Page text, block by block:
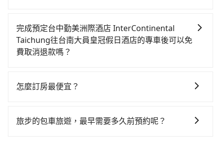
元。不過，台中市少部分小黃司機不按表收費，看乘客
是外地人便漫天喊價或恣意繞路。但如果全程使用
tripool並到府專車接送，則每人平均花費約960元，費
與等車上，現在還不馬上來預約tripool！如果你僅有兩
回），雖已將eTag和可能的每小時40元路邊停車費用預
估進去，但額外的汽車保險與可能的罰單都需自付。再
者，和運的iRent只提供最基本的車型，如Toyota
擇，而且無人租車最令人詬病的就是車況，打開車門才
會遇到明明已經預約了時間但上一位用戶卻遲遲尚未歸
大車隊、台中市聯合計程車、金龍計程車等叫車看看。
依照里程跳錶計算，價格約為4,000~4,800元間，但如改
預約tripool可省高達$1,900。但如果要考慮到回程，台
倍。再加上台中市有些計程車司機不按錶計費，約有
都是你從台中勤美洲際酒店 InterContinental
沒有到達海拔1500公里以上的山區，行程都是可以依照
您的需求安排的。
完成預定台中勤美洲際酒店 InterContinental
Taichung往台南大員皇冠假日酒店的專車後可以免
費取消退款嗎？
論任何理由，保證全額退費，且不收取任何手續費。
怎麼訂房最便宜？
OTA (online travel agent) 來完成，除了可以快速依據
旅步的包車旅遊，最早需要多久前預約呢？